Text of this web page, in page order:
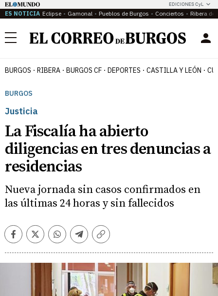
EDICIONES CyL
ES NOTICIA Eclipse Gamonal Pueblos de Burgos Conciertos Ribera del
Menú
BURGOS RIBERA BURGOS CF DEPORTES CASTILLA Y LEÓN
BURGOS
Justicia
La Fiscalía ha abierto
diligencias en tres denuncias a
residencias
Nueva jornada sin casos confirmados en
las últimas 24 horas y sin fallecidos
FacebookTwitterWhatsappTelegramCopiar